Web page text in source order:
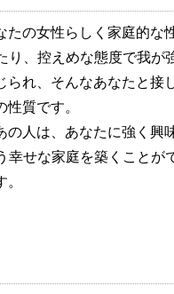
の女性らしく家庭的な
り、控えめな態度で我
れ、そんなあなたと接
質です。
人は、あなたに強く興
幸せな家庭を築くこと